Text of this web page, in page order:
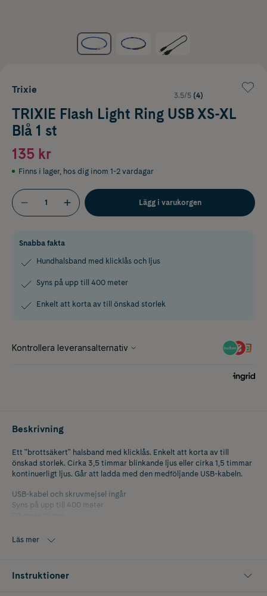
Trixie
3.5/5 (4)
TRIXIE Flash Light Ring USB XS-XL
Blå 1 st
135 kr
Finns i lager, hos dig inom 1-2 vardagar
Lägg i varukorgen
Snabba fakta
Hundhalsband med klicklås och ljus
Syns på upp till 400 meter
Enkelt att korta av till önskad storlek
Beskrivning
Ett "brottsäkert" halsband med klicklås. Enkelt att korta av till
önskad storlek. Cirka 3,5 timmar blinkande ljus eller cirka 1,5 timmar
kontinuerligt ljus. Går att ladda med den medföljande USB-kabeln.
USB-kabel och skruvmejsel ingår
Syns på upp till 400 meter
Läs mer
Instruktioner